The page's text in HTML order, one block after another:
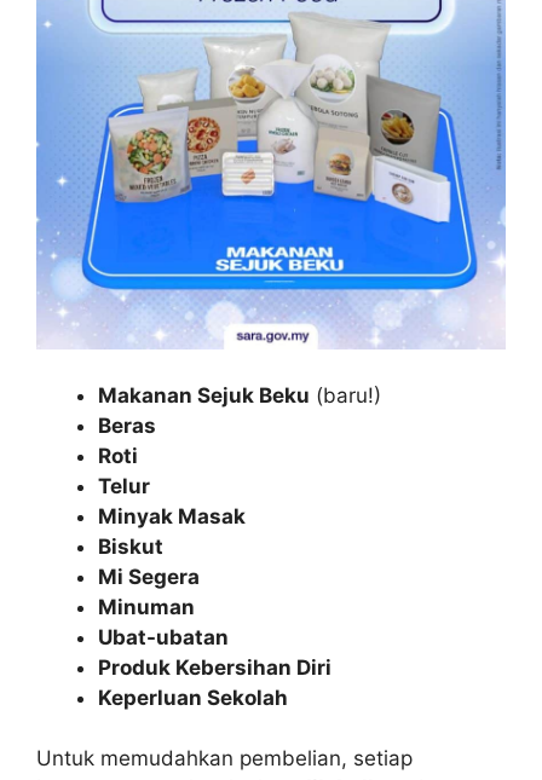
Makanan Sejuk Beku (baru!)
Beras
Roti
Telur
Minyak Masak
Biskut
Mi Segera
Minuman
Ubat-ubatan
Produk Kebersihan Diri
Keperluan Sekolah
Untuk memudahkan pembelian, setiap